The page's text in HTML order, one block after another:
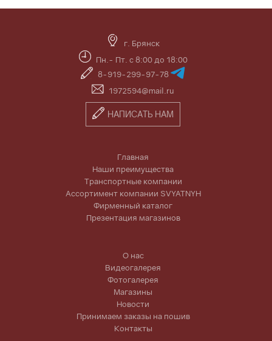
г. Брянск
Пн.- Пт. с 8:00 до 18:00
8-919-299-97-78
1972594@mail.ru
НАПИСАТЬ НАМ
Главная
Наши преимущества
Транспортные компании
Ассортимент компании SVYATNYH
Фирменный каталог
Презентация магазинов
О нас
Видеогалерея
Фотогалерея
Магазины
Новости
Принимаем заказы на пошив
Контакты